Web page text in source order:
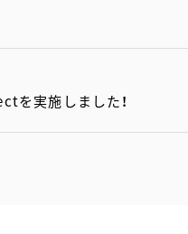
を実施しました！